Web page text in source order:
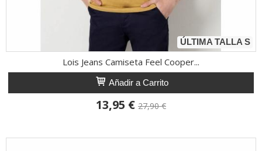
ÚLTIMA TALLA S
Lois Jeans Camiseta Feel Cooper...
Añadir a Carrito
13,95 € 27,90 €